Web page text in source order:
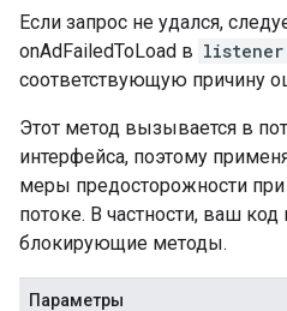
Если запрос не удался,
onAdFailedToLoad в listener
соответствующую причину
Этот метод вызывается в
интерфейса, поэтому
меры предосторожности
потоке. В частности, ваш
блокирующие методы.
Параметры